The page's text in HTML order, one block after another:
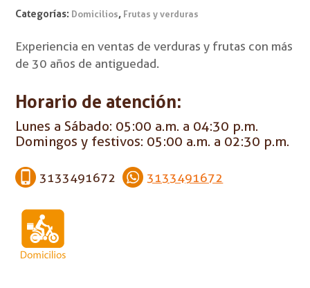
Categorías: Domicilios, Frutas y verduras
Experiencia en ventas de verduras y frutas con más
de 30 años de antiguedad.
Horario de atención:
Lunes a Sábado: 05:00 a.m. a 04:30 p.m.
Domingos y festivos: 05:00 a.m. a 02:30 p.m.
3133491672 3133491672